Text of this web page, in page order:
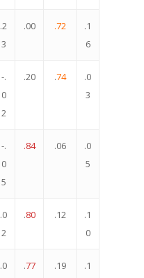
.2
3
.00 .72
.1
6
-.
0
2
.20 .74
.0
3
-.
0
5
.84 .06
.0
5
.0
2
.80 .12
.1
0
.0
.77 .19
.1